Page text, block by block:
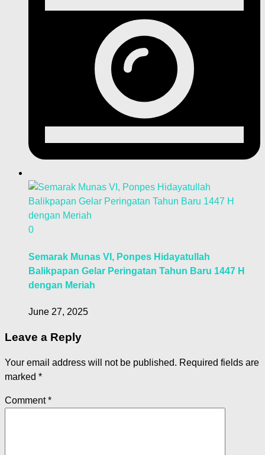
0
Semarak Munas VI, Ponpes Hidayatullah
Balikpapan Gelar Peringatan Tahun Baru 1447 H
dengan Meriah
June 27, 2025
Leave a Reply
Your email address will not be published. Required fields are
marked *
Comment*